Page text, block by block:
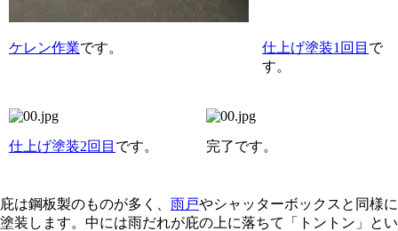
ケレン作業です。 仕上げ塗装1回目 で
す。
仕上げ塗装2回目 です。 完了です。
庇は鋼板製のものが多く、 雨戸やシャッターボックスと同様に
塗装します。中には雨だれが庇の上に落ちて「トントン」とい